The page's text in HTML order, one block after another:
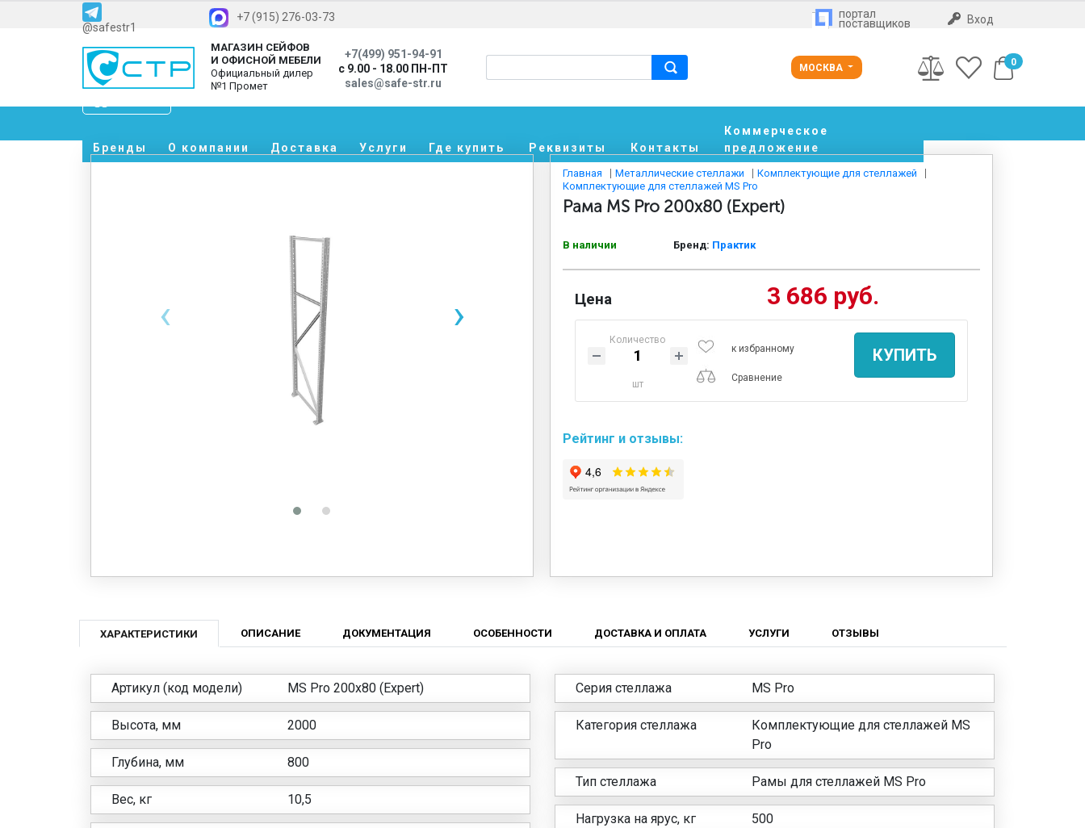
@safestr1
+7 (915) 276-03-73 портал
поставщиков Вход
МАГАЗИН СЕЙФОВ
И ОФИСНОЙ МЕБЕЛИ
Официальный дилер
№1 Промет
+7(499) 951-94-91
с 9.00 - 18.00 ПН-ПТ
sales@safe-str.ru
МОСКВА 0
Бренды О компании Доставка Услуги Где купить Реквизиты Контакты
Коммерческое
предложение
‹ ›
Главная Металлические стеллажи
Комплектующие для стеллажей
Комплектующие для стеллажей MS Pro
Рама MS Pro 200х80 (Expert)
В наличии Бренд: Практик
Цена 3 686 руб.
Количество
шт
к избранному
Сравнение
КУПИТЬ
Рейтинг и отзывы:
ХАРАКТЕРИСТИКИ ОПИСАНИЕ ДОКУМЕНТАЦИЯ ОСОБЕННОСТИ ДОСТАВКА И ОПЛАТА УСЛУГИ ОТЗЫВЫ
Артикул (код модели) MS Pro 200х80 (Expert)
Высота, мм 2000
Глубина, мм 800
Вес, кг 10,5
Серия стеллажа MS Pro
Категория стеллажа
Комплектующие для стеллажей MS
Pro
Тип стеллажа Рамы для стеллажей MS Pro
Нагрузка на ярус, кг 500